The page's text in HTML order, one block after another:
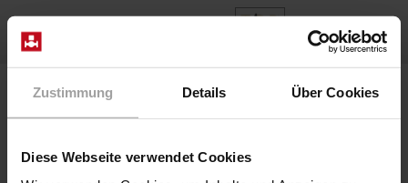
Zustimmung Details Über Cookies
Diese Webseite verwendet Cookies
DE